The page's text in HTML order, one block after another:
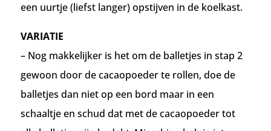
een uurtje (liefst langer) opstijven in de koelkast.
VARIATIE
– Nog makkelijker is het om de balletjes in stap 2
gewoon door de cacaopoeder te rollen, doe de
balletjes dan niet op een bord maar in een
schaaltje en schud dat met de cacaopoeder tot